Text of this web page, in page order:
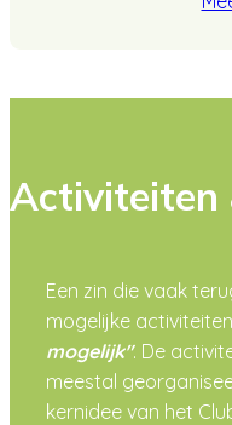
Activiteiten
Een zin die vaak
mogelijke
mogelijk". De
meestal
kernidee van het